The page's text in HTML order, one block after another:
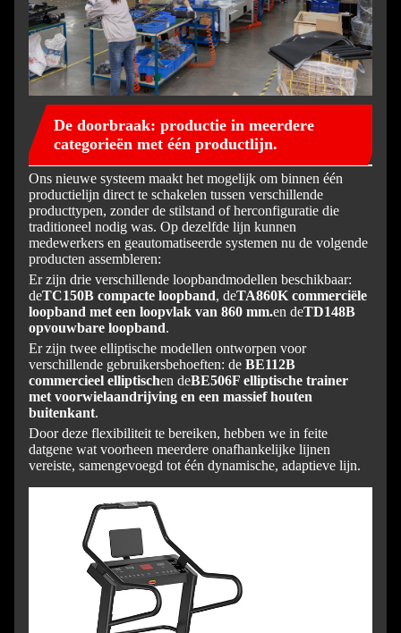
De doorbraak: productie in meerdere
categorieën met één productlijn.
Ons nieuwe systeem maakt het mogelijk om binnen één
productielijn direct te schakelen tussen verschillende
producttypen, zonder de stilstand of herconfiguratie die
traditioneel nodig was. Op dezelfde lijn kunnen
medewerkers en geautomatiseerde systemen nu de volgende
producten assembleren:
Er zijn drie verschillende loopbandmodellen beschikbaar:
deTC150B compacte loopband, deTA860K commerciële
loopband met een loopvlak van 860 mm.en deTD148B
opvouwbare loopband.
Er zijn twee elliptische modellen ontworpen voor
verschillende gebruikersbehoeften: de BE112B
commercieel elliptischen deBE506F elliptische trainer
met voorwielaandrijving en een massief houten
buitenkant.
Door deze flexibiliteit te bereiken, hebben we in feite
datgene wat voorheen meerdere onafhankelijke lijnen
vereiste, samengevoegd tot één dynamische, adaptieve lijn.